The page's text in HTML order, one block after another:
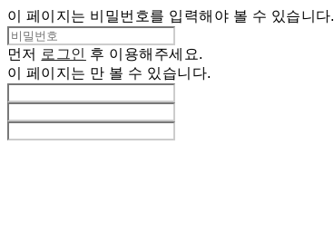
이 페이지는 비밀번호를 입력해야 볼 수 있습니다.
먼저 로그인 후 이용해주세요.
이 페이지는 만 볼 수 있습니다.